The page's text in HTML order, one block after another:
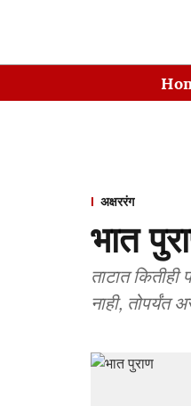
अक्षररंग
भात
ताटात
नाही, तोपर्यंत